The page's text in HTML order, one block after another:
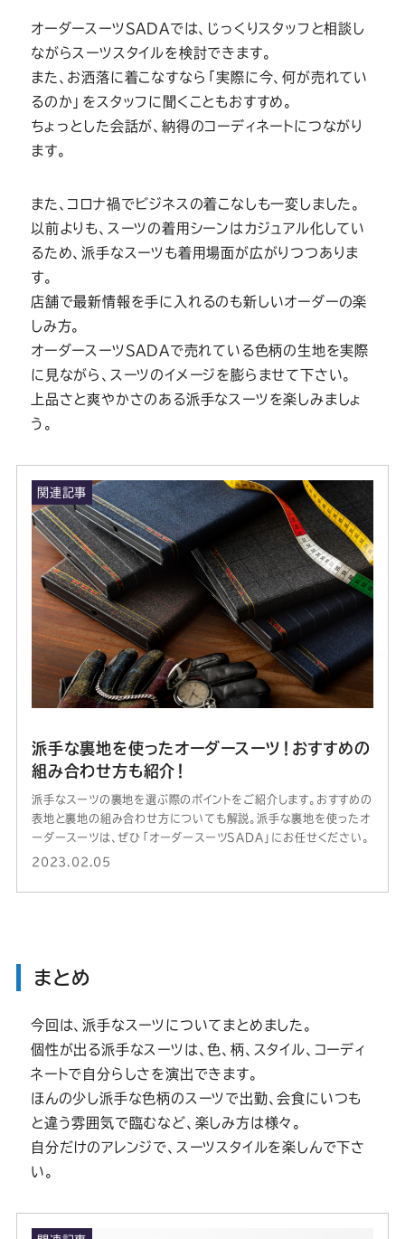
オーダースーツSADAでは、じっくりスタッフと相談し
ながらスーツスタイルを検討できます。
また、お洒落に着こなすなら「実際に今、何が売れてい
るのか」をスタッフに聞くこともおすすめ。
ちょっとした会話が、納得のコーディネートにつながり
ます。
また、コロナ禍でビジネスの着こなしも一変しました。
以前よりも、スーツの着用シーンはカジュアル化してい
るため、派手なスーツも着用場面が広がりつつありま
す。
店舗で最新情報を手に入れるのも新しいオーダーの楽
しみ方。
オーダースーツSADAで売れている色柄の生地を実際
に見ながら、スーツのイメージを膨らませて下さい。
上品さと爽やかさのある派手なスーツを楽しみましょ
う。
関連記事
派手な裏地を使ったオーダースーツ！おすすめの
組み合わせ方も紹介！
派手なスーツの裏地を選ぶ際のポイントをご紹介します。おすすめの
表地と裏地の組み合わせ方についても解説。派手な裏地を使ったオ
ーダースーツは、ぜひ「オーダースーツSADA」にお任せください。
2023.02.05
まとめ
今回は、派手なスーツについてまとめました。
個性が出る派手なスーツは、色、柄、スタイル、コーディ
ネートで自分らしさを演出できます。
ほんの少し派手な色柄のスーツで出勤、会食にいつも
と違う雰囲気で臨むなど、楽しみ方は様々。
自分だけのアレンジで、スーツスタイルを楽しんで下さ
い。